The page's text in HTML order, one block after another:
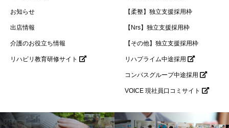
お知らせ
出店情報
介護のお役立ち情報
リハビリ教育研修サイト
【柔整】独立支援採用枠
【Nrs】独立支援採用枠
【その他】独立支援採用枠
リハプライム中途採用
コンパスグループ中途採用
VOICE 現社員口コミサイト